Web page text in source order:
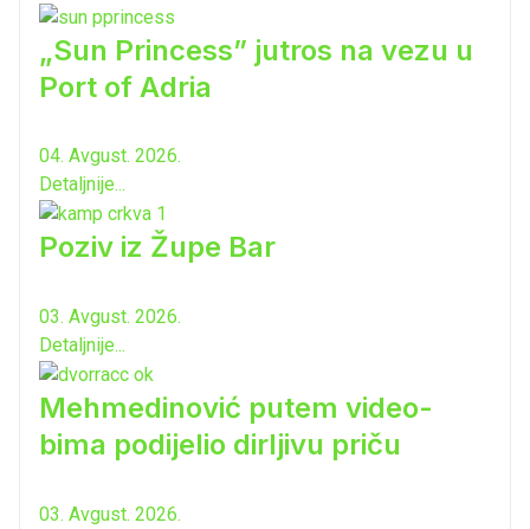
„Sun Princess” jutros na vezu u
Port of Adria
04. Avgust. 2026.
Detaljnije...
Poziv iz Župe Bar
03. Avgust. 2026.
Detaljnije...
Mehmedinović putem video-
bima podijelio dirljivu priču
03. Avgust. 2026.